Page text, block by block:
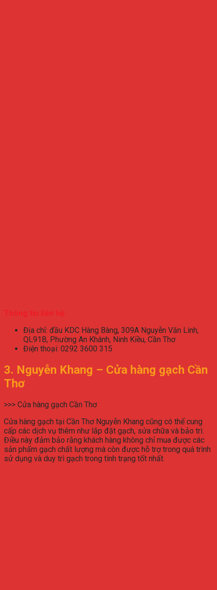
Thông tin liên hệ:
Địa chỉ: đầu KDC Hàng Bàng, 309A Nguyễn Văn Linh,
QL91B, Phường An Khánh, Ninh Kiều, Cần Thơ
Điện thoại: 0292 3600 315
3. Nguyễn Khang – Cửa hàng gạch Cần
Thơ
>>> Cửa hàng gạch Cần Thơ
Cửa hàng gạch tại Cần Thơ Nguyễn Khang cũng có thể cung
cấp các dịch vụ thêm như lắp đặt gạch, sửa chữa và bảo trì.
Điều này đảm bảo rằng khách hàng không chỉ mua được các
sản phẩm gạch chất lượng mà còn được hỗ trợ trong quá trình
sử dụng và duy trì gạch trong tình trạng tốt nhất.